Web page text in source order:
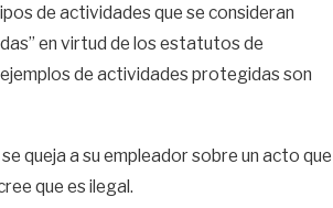
de actividades que se consideran
en virtud de los estatutos de
de actividades protegidas son
queja a su empleador sobre un acto que
que es ilegal.